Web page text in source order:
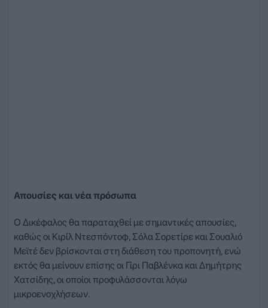
Απουσίες και νέα πρόσωπα
Ο Δικέφαλος θα παραταχθεί με σημαντικές απουσίες,
καθώς οι Κιρίλ Ντεσπόντοφ, Σόλα Σορετίρε και Σουαλιό
Μεϊτέ δεν βρίσκονται στη διάθεση του προπονητή, ενώ
εκτός θα μείνουν επίσης οι Γίρι Παβλένκα και Δημήτρης
Χατσίδης, οι οποίοι προφυλάσσονται λόγω
μικροενοχλήσεων.